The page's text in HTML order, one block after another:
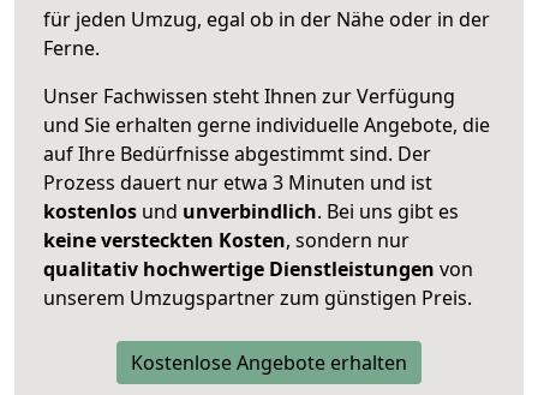
für jeden Umzug, egal ob in der Nähe oder in der
Ferne.
Unser Fachwissen steht Ihnen zur Verfügung
und Sie erhalten gerne individuelle Angebote, die
auf Ihre Bedürfnisse abgestimmt sind. Der
Prozess dauert nur etwa 3 Minuten und ist
kostenlos und unverbindlich. Bei uns gibt es
keine versteckten Kosten, sondern nur
qualitativ hochwertige Dienstleistungen von
unserem Umzugspartner zum günstigen Preis.
Kostenlose Angebote erhalten